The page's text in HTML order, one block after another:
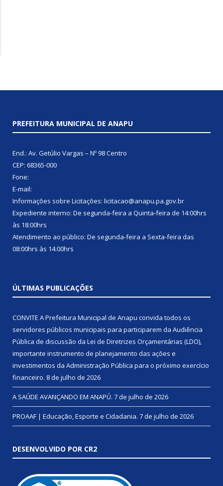
PREFEITURA MUNICIPAL DE ANAPU
End.: Av. Getúlio Vargas – Nº 98 Centro
CEP: 68365-000
Fone:
E-mail:
Informações sobre Licitações: licitacao@anapu.pa.gov.br
Expediente interno: De segunda-feira a Quinta-feira de 14:00hrs
às 18:00hrs
Atendimento ao público: De segunda-feira a Sexta-feira das
08:00hrs às 14:00hrs
ÚLTIMAS PUBLICAÇÕES
CONVITE A Prefeitura Municipal de Anapu convida todos os
servidores públicos municipais para participarem da Audiência
Pública de discussão da Lei de Diretrizes Orçamentárias (LDO),
importante instrumento de planejamento das ações e
investimentos da Administração Pública para o próximo exercício
financeiro. 8 de julho de 2026
A SAÚDE AVANÇANDO EM ANAPÚ. 7 de julho de 2026
PROAAF | Educação, Esporte e Cidadania. 7 de julho de 2026
DESENVOLVIDO POR CR2